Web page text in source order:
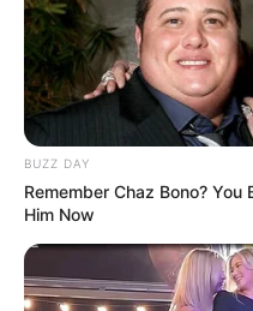
BUZZ DAY
Remember Chaz Bono?
Him Now